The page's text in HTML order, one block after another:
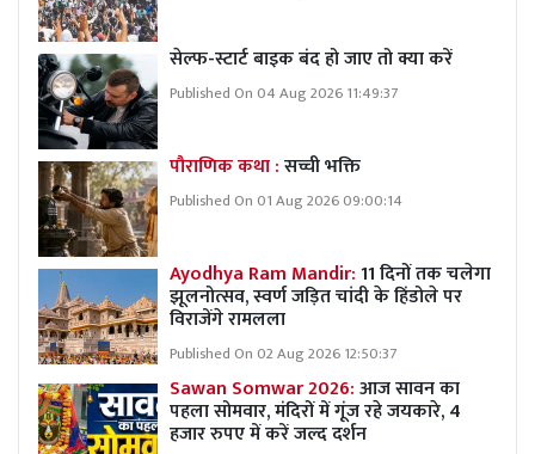
सेल्फ-स्टार्ट बाइक बंद हो जाए तो क्या करें
Published On 04 Aug 2026 11:49:37
पौराणिक कथा :सच्ची भक्ति
Published On 01 Aug 2026 09:00:14
Ayodhya Ram Mandir:11 दिनों तक चलेगा
झूलनोत्सव, स्वर्ण जड़ित चांदी के हिंडोले पर
विराजेंगे रामलला
Published On 02 Aug 2026 12:50:37
Sawan Somwar 2026:आज सावन का
पहला सोमवार, मंदिरों में गूंज रहे जयकारे, 4
हजार रुपए में करें जल्द दर्शन